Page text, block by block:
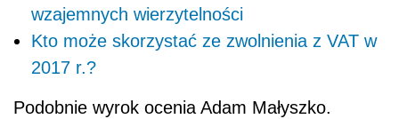
wzajemnych wierzytelności
Kto może skorzystać ze zwolnienia z VAT w
2017 r.?
Podobnie wyrok ocenia Adam Małyszko.